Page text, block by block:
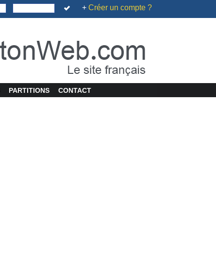
+ Créer un compte ?
PARTITIONS CONTACT